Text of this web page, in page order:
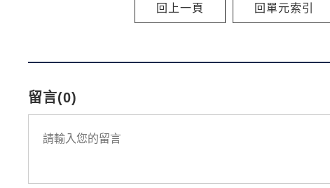
回上一頁 回單元索引
留言(0)